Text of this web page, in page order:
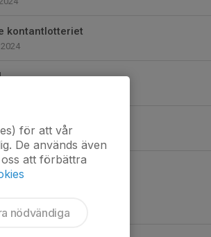
kontantlotteriet
för att vår
De används även
att förbättra
nödvändiga